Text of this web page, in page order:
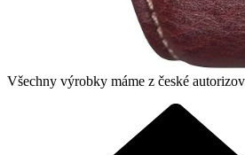
Všechny výrobky máme z české